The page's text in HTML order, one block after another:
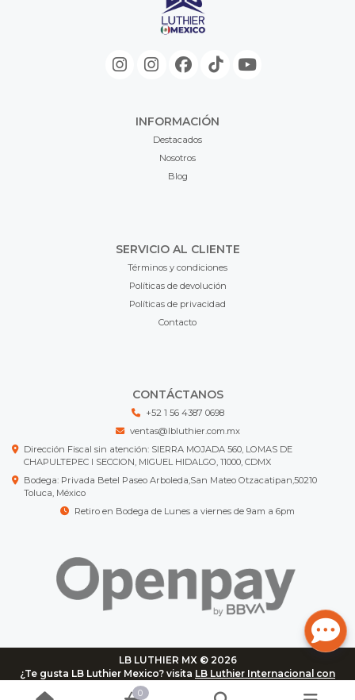
INFORMACIÓN
Destacados
Nosotros
Blog
SERVICIO AL CLIENTE
Términos y condiciones
Políticas de devolución
Políticas de privacidad
Contacto
CONTÁCTANOS
+52 1 56 4387 0698
ventas@lbluthier.com.mx
Dirección Fiscal sin atención: SIERRA MOJADA 560, LOMAS DE
CHAPULTEPEC I SECCION, MIGUEL HIDALGO, 11000, CDMX
Bodega: Privada Betel Paseo Arboleda,San Mateo Otzacatipan,50210
Toluca, México
Retiro en Bodega de Lunes a viernes de 9am a 6pm
LB LUTHIER MX © 2026
¿Te gusta LB Luthier Mexico? visita LB Luthier Internacional con
más de 3.000 productos disponibles
0